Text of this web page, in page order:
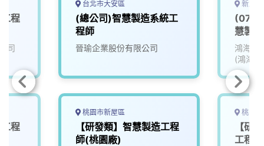
程
司
程
台北市大安區
(總公司)智慧製造系統工
程師
晉瑜企業股份有限公司
桃園市新屋區
【研發類】智慧製造工程
師(桃園廠)
新北
(07)
慧製
鴻海精
(鴻海)
桃園
【研
工程